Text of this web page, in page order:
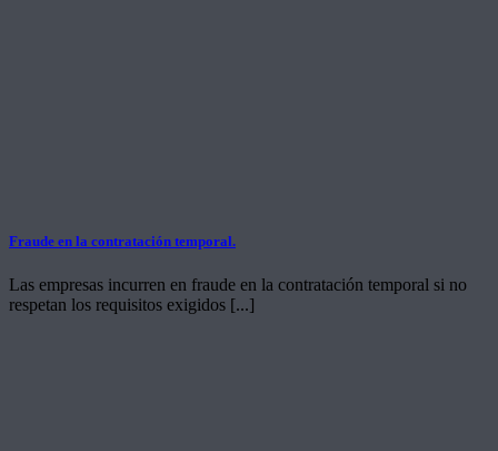
Fraude en la contratación temporal.
Las empresas incurren en fraude en la contratación temporal si no
respetan los requisitos exigidos [...]